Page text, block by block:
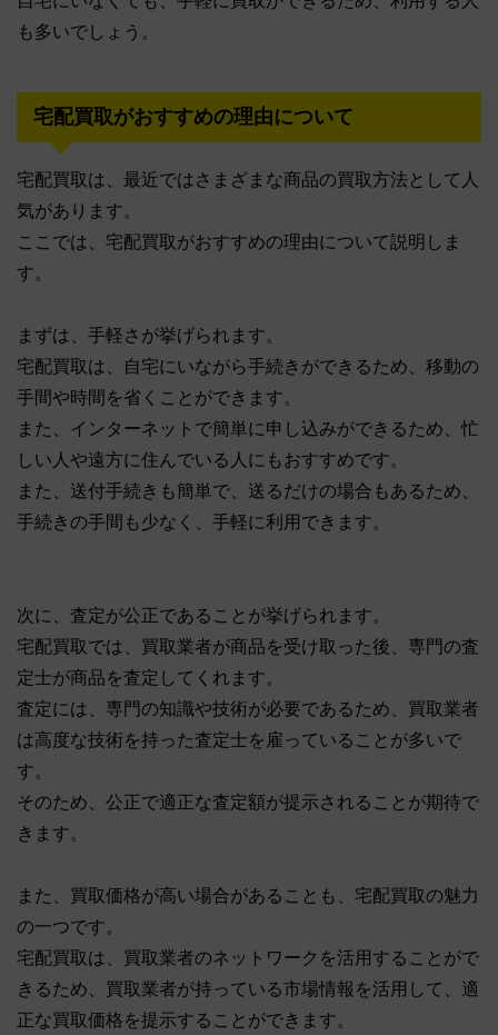
も多いでしょう。
宅配買取がおすすめの理由について
宅配買取は、最近ではさまざまな商品の買取方法として人
気があります。
ここでは、宅配買取がおすすめの理由について説明しま
す。
まずは、手軽さが挙げられます。
宅配買取は、自宅にいながら手続きができるため、移動の
手間や時間を省くことができます。
また、インターネットで簡単に申し込みができるため、忙
しい人や遠方に住んでいる人にもおすすめです。
また、送付手続きも簡単で、送るだけの場合もあるため、
手続きの手間も少なく、手軽に利用できます。
次に、査定が公正であることが挙げられます。
宅配買取では、買取業者が商品を受け取った後、専門の査
定士が商品を査定してくれます。
査定には、専門の知識や技術が必要であるため、買取業者
は高度な技術を持った査定士を雇っていることが多いで
す。
そのため、公正で適正な査定額が提示されることが期待で
きます。
また、買取価格が高い場合があることも、宅配買取の魅力
の一つです。
宅配買取は、買取業者のネットワークを活用することがで
きるため、買取業者が持っている市場情報を活用して、適
正な買取価格を提示することができます。